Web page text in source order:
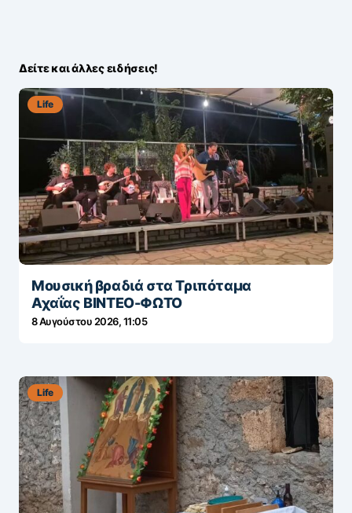
Δείτε και άλλες ειδήσεις!
Life
Μουσική βραδιά στα Τριπόταμα
Αχαΐας ΒΙΝΤΕΟ-ΦΩΤΟ
8 Αυγούστου 2026, 11:05
Life